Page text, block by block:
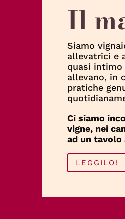
Il
Siamo
allevatrici e
quasi
allevano, in
pratiche
Ci siamo
vigne, nei
ad un tavolo
LEGGILO!